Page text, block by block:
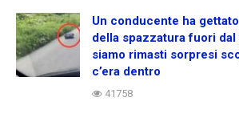
Un conducente ha
della spazzatura fuori
siamo rimasti sorpresi
c’era dentro
41758